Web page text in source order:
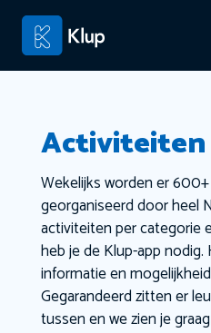
Activiteiten
Wekelijks worden er
georganiseerd door heel
activiteiten per categorie
heb je de Klup-app nodig.
informatie en
Gegarandeerd zitten er
tussen en we zien je